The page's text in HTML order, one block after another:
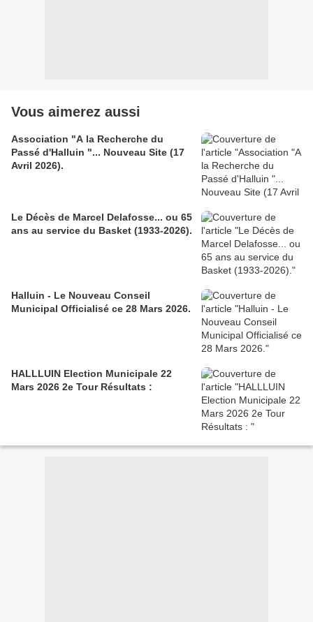
Vous aimerez aussi
Association "A la Recherche du
Passé d'Halluin "... Nouveau Site (17
Avril 2026).
Le Décès de Marcel Delafosse... ou 65
ans au service du Basket (1933-2026).
Halluin - Le Nouveau Conseil
Municipal Officialisé ce 28 Mars 2026.
HALLLUIN Election Municipale 22
Mars 2026 2e Tour Résultats :